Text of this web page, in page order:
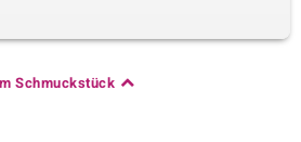
Schmuckstück